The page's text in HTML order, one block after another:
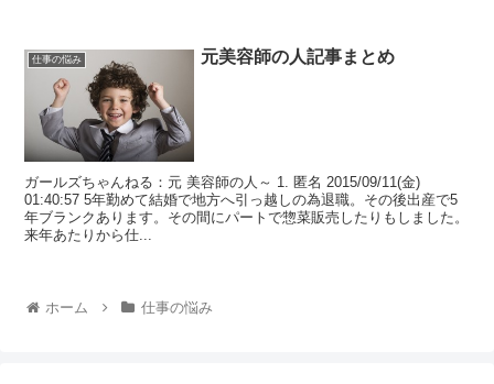
仕事の悩み 元美容師の人記事まとめ
ガールズちゃんねる：元 美容師の人～ 1. 匿名 2015/09/11(金)
01:40:57 5年勤めて結婚で地方へ引っ越しの為退職。その後出産で5
年ブランクあります。その間にパートで惣菜販売したりもしました。
来年あたりから仕...
ホーム 仕事の悩み